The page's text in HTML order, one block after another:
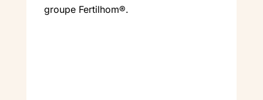
groupe Fertilhom®.